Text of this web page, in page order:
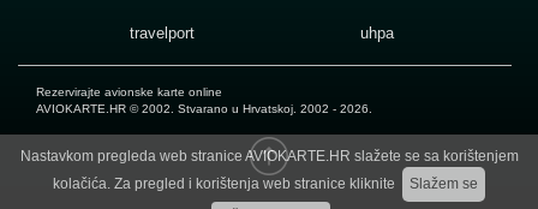
travelport uhpa
Rezervirajte avionske karte online
AVIOKARTE.HR © 2002. Stvarano u Hrvatskoj. 2002 - 2026.
Nastavkom pregleda web stranice AVIOKARTE.HR slažete se sa korištenjem
kolačića. Za pregled i korištenja web stranice kliknite
Slažem se